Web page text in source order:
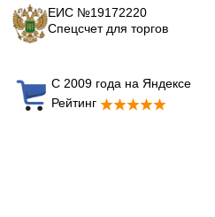
ЕИС №19172220
Спецсчет для торгов
С 2009 года на Яндексе
Рейтинг